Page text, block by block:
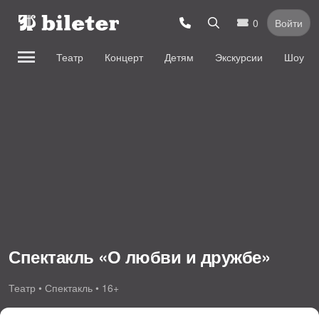
0 Войти
Театр Концерт Детям Экскурсии Шоу
Спектакль «О любви и дружбе»
Театр • Спектакль • 16+